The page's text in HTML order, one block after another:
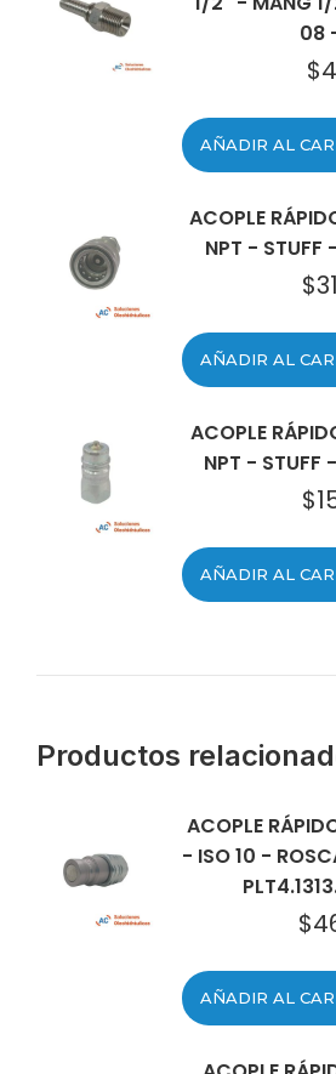
08
$
AÑADIR AL
ACOPLE
NPT - STUFF
$
AÑADIR AL
ACOPLE
NPT - STUFF
$
AÑADIR AL
Productos
ACOPLE
- ISO 10 -
$
AÑADIR AL